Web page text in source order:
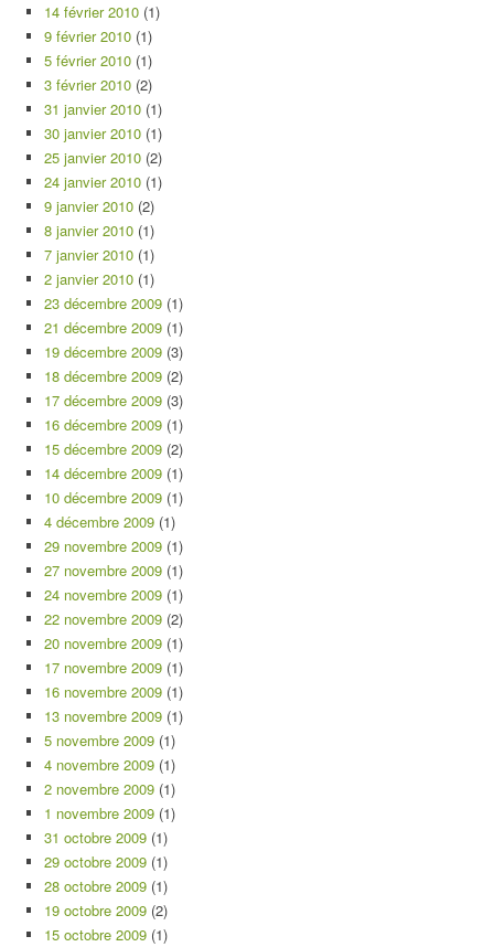
14 février 2010 (1)
9 février 2010 (1)
5 février 2010 (1)
3 février 2010 (2)
31 janvier 2010 (1)
30 janvier 2010 (1)
25 janvier 2010 (2)
24 janvier 2010 (1)
9 janvier 2010 (2)
8 janvier 2010 (1)
7 janvier 2010 (1)
2 janvier 2010 (1)
23 décembre 2009 (1)
21 décembre 2009 (1)
19 décembre 2009 (3)
18 décembre 2009 (2)
17 décembre 2009 (3)
16 décembre 2009 (1)
15 décembre 2009 (2)
14 décembre 2009 (1)
10 décembre 2009 (1)
4 décembre 2009 (1)
29 novembre 2009 (1)
27 novembre 2009 (1)
24 novembre 2009 (1)
22 novembre 2009 (2)
20 novembre 2009 (1)
17 novembre 2009 (1)
16 novembre 2009 (1)
13 novembre 2009 (1)
5 novembre 2009 (1)
4 novembre 2009 (1)
2 novembre 2009 (1)
1 novembre 2009 (1)
31 octobre 2009 (1)
29 octobre 2009 (1)
28 octobre 2009 (1)
19 octobre 2009 (2)
15 octobre 2009 (1)